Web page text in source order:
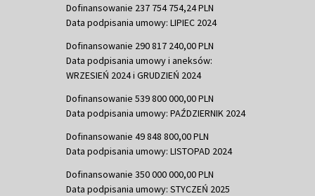
Dofinansowanie 237 754 754,24 PLN
Data podpisania umowy: LIPIEC 2024
Dofinansowanie 290 817 240,00 PLN
Data podpisania umowy i aneksów:
WRZESIEŃ 2024 i GRUDZIEŃ 2024
Dofinansowanie 539 800 000,00 PLN
Data podpisania umowy: PAŹDZIERNIK 2024
Dofinansowanie 49 848 800,00 PLN
Data podpisania umowy: LISTOPAD 2024
Dofinansowanie 350 000 000,00 PLN
Data podpisania umowy: STYCZEŃ 2025